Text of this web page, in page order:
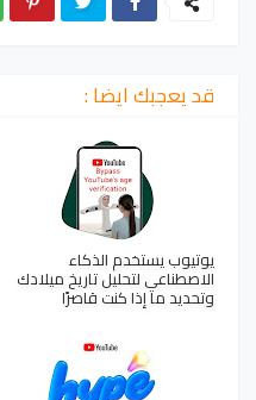
قد يعجبك ايضا :
يوتيوب يستخدم الذكاء
الاصطناعي لتحليل تاريخ ميلادك
وتحديد ما إذا كنت قاصرًا